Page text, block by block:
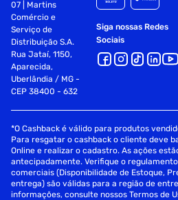
07 | Martins
Comércio e
Serviço de
Distribuição S.A.
Rua Jataí, 1150,
Aparecida,
Uberlândia / MG -
CEP 38400 - 632
Siga nossas Redes
Sociais
*O Cashback é válido para produtos
Para resgatar o cashback o cliente deve
Online e realizar o cadastro. As ações
antecipadamente. Verifique o
comerciais (Disponibilidade de Estoque,
entrega) são válidas para a região de
informações, consulte nossos Termos de